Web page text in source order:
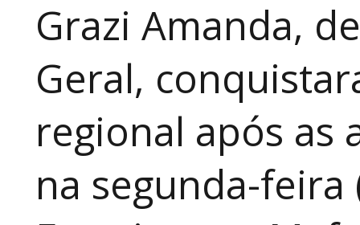
Grazi Amanda,
Geral,
regional após as
na segunda-feira